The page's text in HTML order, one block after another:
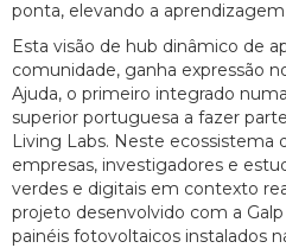
ponta, elevando a
Esta visão de hub dinâmico de
comunidade, ganha expressão
Ajuda, o primeiro integrado
superior portuguesa a fazer
Living Labs. Neste ecossistema
empresas, investigadores e
verdes e digitais em contexto
projeto desenvolvido com a
painéis fotovoltaicos instalados